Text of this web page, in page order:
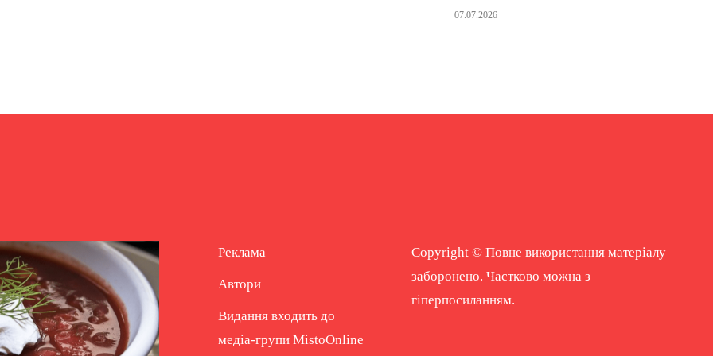
07.07.2026
Реклама
Автори
Видання входить до
медіа-групи MistoOnline
Copyright © Повне використання матеріалу
заборонено. Частково можна з
гіперпосиланням.